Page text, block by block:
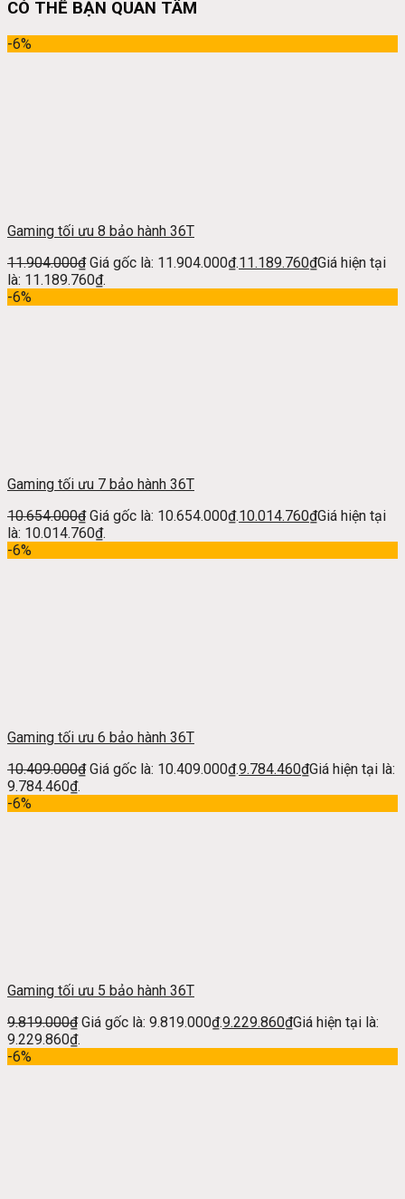
CÓ THỂ BẠN QUAN TÂM
-6%
Gaming tối ưu 8 bảo hành 36T
11.904.000₫ Giá gốc là: 11.904.000₫.11.189.760₫Giá hiện tại
là: 11.189.760₫.
-6%
Gaming tối ưu 7 bảo hành 36T
10.654.000₫ Giá gốc là: 10.654.000₫.10.014.760₫Giá hiện tại
là: 10.014.760₫.
-6%
Gaming tối ưu 6 bảo hành 36T
10.409.000₫ Giá gốc là: 10.409.000₫.9.784.460₫Giá hiện tại là:
9.784.460₫.
-6%
Gaming tối ưu 5 bảo hành 36T
9.819.000₫ Giá gốc là: 9.819.000₫.9.229.860₫Giá hiện tại là:
9.229.860₫.
-6%